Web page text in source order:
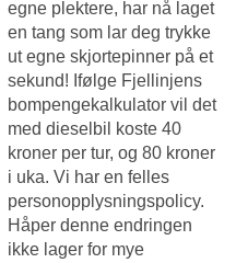
egne plektere, har nå laget
en tang som lar deg trykke
ut egne skjortepinner på et
sekund! Ifølge Fjellinjens
bompengekalkulator vil det
med dieselbil koste 40
kroner per tur, og 80 kroner
i uka. Vi har en felles
personopplysningspolicy.
Håper denne endringen
ikke lager for mye